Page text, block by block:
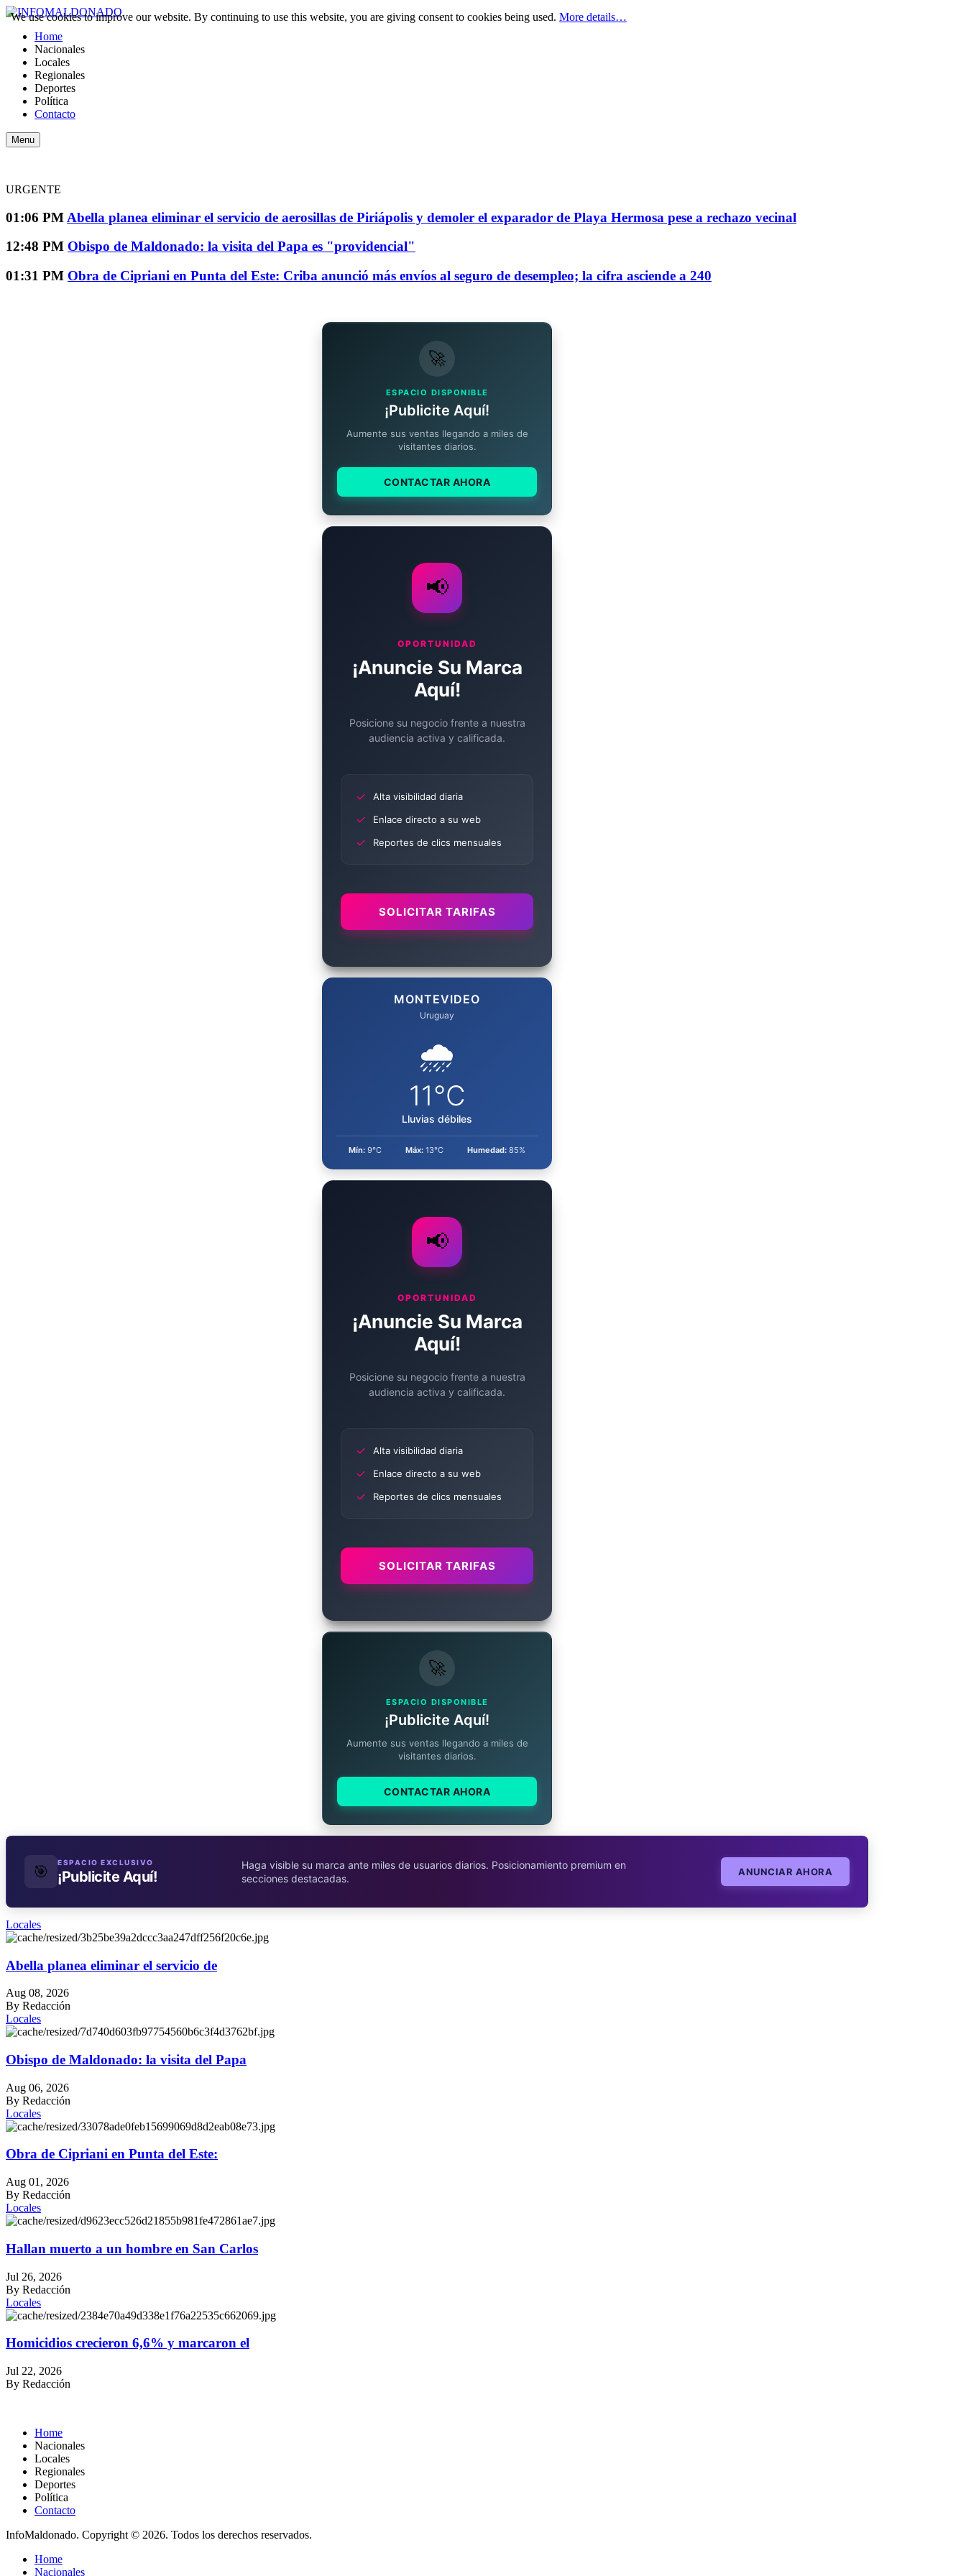
Home
Nacionales
Locales
Regionales
Deportes
Política
Contacto
Menu
URGENTE
01:06 PM Abella planea eliminar el servicio de aerosillas de Piriápolis y demoler el exparador de Playa Hermosa pese a rechazo vecinal
12:48 PM Obispo de Maldonado: la visita del Papa es "providencial"
01:31 PM Obra de Cipriani en Punta del Este: Criba anunció más envíos al seguro de desempleo; la cifra asciende a 240
🚀
ESPACIO DISPONIBLE
¡Publicite Aquí!
Aumente sus ventas llegando a miles de
visitantes diarios.
CONTACTAR AHORA
📢
OPORTUNIDAD
¡Anuncie Su Marca
Aquí!
Posicione su negocio frente a nuestra
audiencia activa y calificada.
✓ Alta visibilidad diaria
✓ Enlace directo a su web
✓ Reportes de clics mensuales
SOLICITAR TARIFAS
MONTEVIDEO
Uruguay
🌧️
11°C
Lluvias débiles
Mín:9°C Máx:13°C Humedad: 85%
📢
OPORTUNIDAD
¡Anuncie Su Marca
Aquí!
Posicione su negocio frente a nuestra
audiencia activa y calificada.
✓ Alta visibilidad diaria
✓ Enlace directo a su web
✓ Reportes de clics mensuales
SOLICITAR TARIFAS
🚀
ESPACIO DISPONIBLE
¡Publicite Aquí!
Aumente sus ventas llegando a miles de
visitantes diarios.
CONTACTAR AHORA
🎯 ESPACIO EXCLUSIVO
¡Publicite Aquí!
Haga visible su marca ante miles de usuarios diarios. Posicionamiento premium en
secciones destacadas.
ANUNCIAR AHORA
Locales
Abella planea eliminar el servicio de
Aug 08, 2026
By Redacción
Locales
Obispo de Maldonado: la visita del Papa
Aug 06, 2026
By Redacción
Locales
Obra de Cipriani en Punta del Este:
Aug 01, 2026
By Redacción
Locales
Hallan muerto a un hombre en San Carlos
Jul 26, 2026
By Redacción
Locales
Homicidios crecieron 6,6% y marcaron el
Jul 22, 2026
By Redacción
Home
Nacionales
Locales
Regionales
Deportes
Política
Contacto
InfoMaldonado. Copyright © 2026. Todos los derechos reservados.
Home
Nacionales
We use cookies to improve our website. By continuing to use this website, you are giving consent to cookies being used. More details…